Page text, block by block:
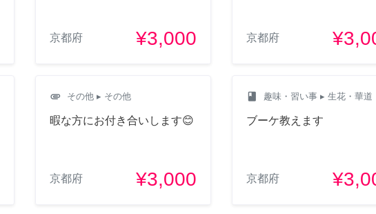
京都府 ¥3,000 京都府
attachment その他 ▸ その他
暇な方にお付き合いします😊
京都府 ¥3,000
class 趣味・習い事 ▸ 生花・華道
ブーケ教えます
京都府